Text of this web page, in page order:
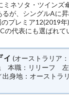
ネソタ・ツインズ
が、シングルAに
プレミア12(2019
の代表にも選ばれて
(オーストラリア
本職：リリーフ 左
身地：オーストラ